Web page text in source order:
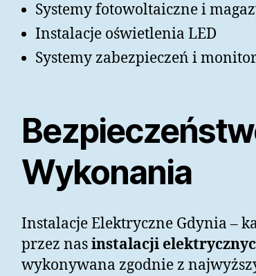
Systemy fotowoltaiczne i
Instalacje oświetlenia LED
Systemy zabezpieczeń i
Wykonania
Instalacje Elektryczne Gdynia –
przez nasinstalacji
wykonywana zgodnie z